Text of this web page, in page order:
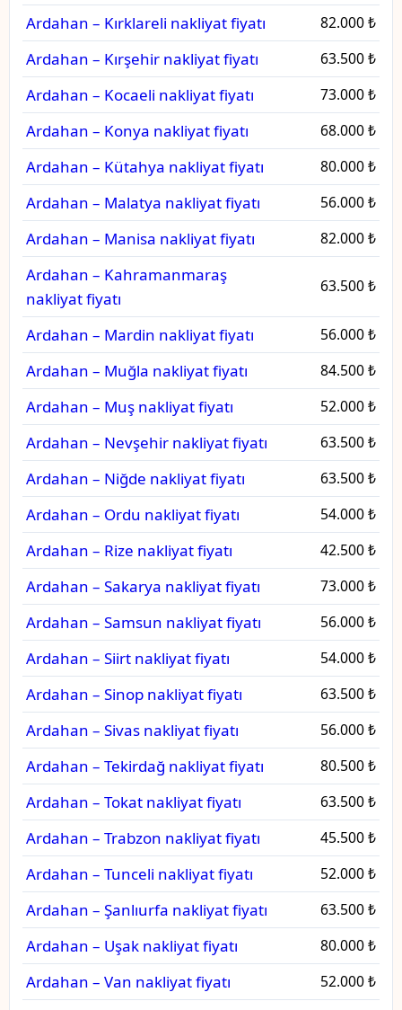
Ardahan – Kırklareli nakliyat fiyatı 82.000 ₺
Ardahan – Kırşehir nakliyat fiyatı 63.500 ₺
Ardahan – Kocaeli nakliyat fiyatı 73.000 ₺
Ardahan – Konya nakliyat fiyatı 68.000 ₺
Ardahan – Kütahya nakliyat fiyatı 80.000 ₺
Ardahan – Malatya nakliyat fiyatı 56.000 ₺
Ardahan – Manisa nakliyat fiyatı 82.000 ₺
Ardahan – Kahramanmaraş
nakliyat fiyatı
63.500 ₺
Ardahan – Mardin nakliyat fiyatı 56.000 ₺
Ardahan – Muğla nakliyat fiyatı 84.500 ₺
Ardahan – Muş nakliyat fiyatı 52.000 ₺
Ardahan – Nevşehir nakliyat fiyatı 63.500 ₺
Ardahan – Niğde nakliyat fiyatı 63.500 ₺
Ardahan – Ordu nakliyat fiyatı 54.000 ₺
Ardahan – Rize nakliyat fiyatı 42.500 ₺
Ardahan – Sakarya nakliyat fiyatı 73.000 ₺
Ardahan – Samsun nakliyat fiyatı 56.000 ₺
Ardahan – Siirt nakliyat fiyatı 54.000 ₺
Ardahan – Sinop nakliyat fiyatı 63.500 ₺
Ardahan – Sivas nakliyat fiyatı 56.000 ₺
Ardahan – Tekirdağ nakliyat fiyatı 80.500 ₺
Ardahan – Tokat nakliyat fiyatı 63.500 ₺
Ardahan – Trabzon nakliyat fiyatı 45.500 ₺
Ardahan – Tunceli nakliyat fiyatı 52.000 ₺
Ardahan – Şanlıurfa nakliyat fiyatı 63.500 ₺
Ardahan – Uşak nakliyat fiyatı 80.000 ₺
Ardahan – Van nakliyat fiyatı 52.000 ₺